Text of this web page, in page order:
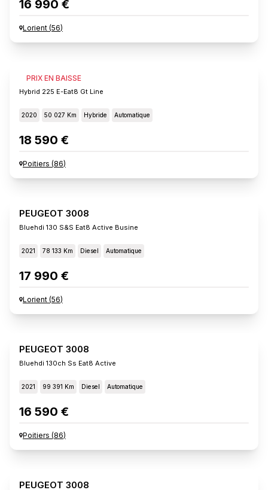
16 990 €
Lorient (56)
PRIX EN BAISSE
PEUGEOT 3008
Hybrid 225 E-Eat8 Gt Line
2020 50 027 Km Hybride Automatique
18 590 €
Poitiers (86)
PEUGEOT 3008
Bluehdi 130 S&s Eat8 Active Busine
2021 78 133 Km Diesel Automatique
17 990 €
Lorient (56)
PEUGEOT 3008
Bluehdi 130ch Ss Eat8 Active
2021 99 391 Km Diesel Automatique
16 590 €
Poitiers (86)
PEUGEOT 3008